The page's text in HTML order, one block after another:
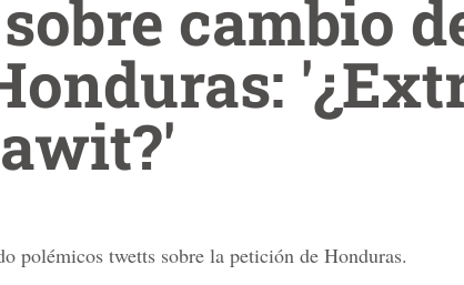
cambio
polémicos twetts sobre la petición de Honduras.